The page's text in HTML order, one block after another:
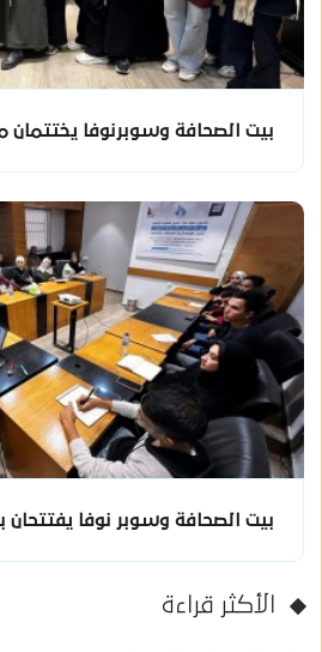
بيت الصحافة وسوبرنوفا
بيت الصحافة وسوبر نوفا
الأكثر قراءة